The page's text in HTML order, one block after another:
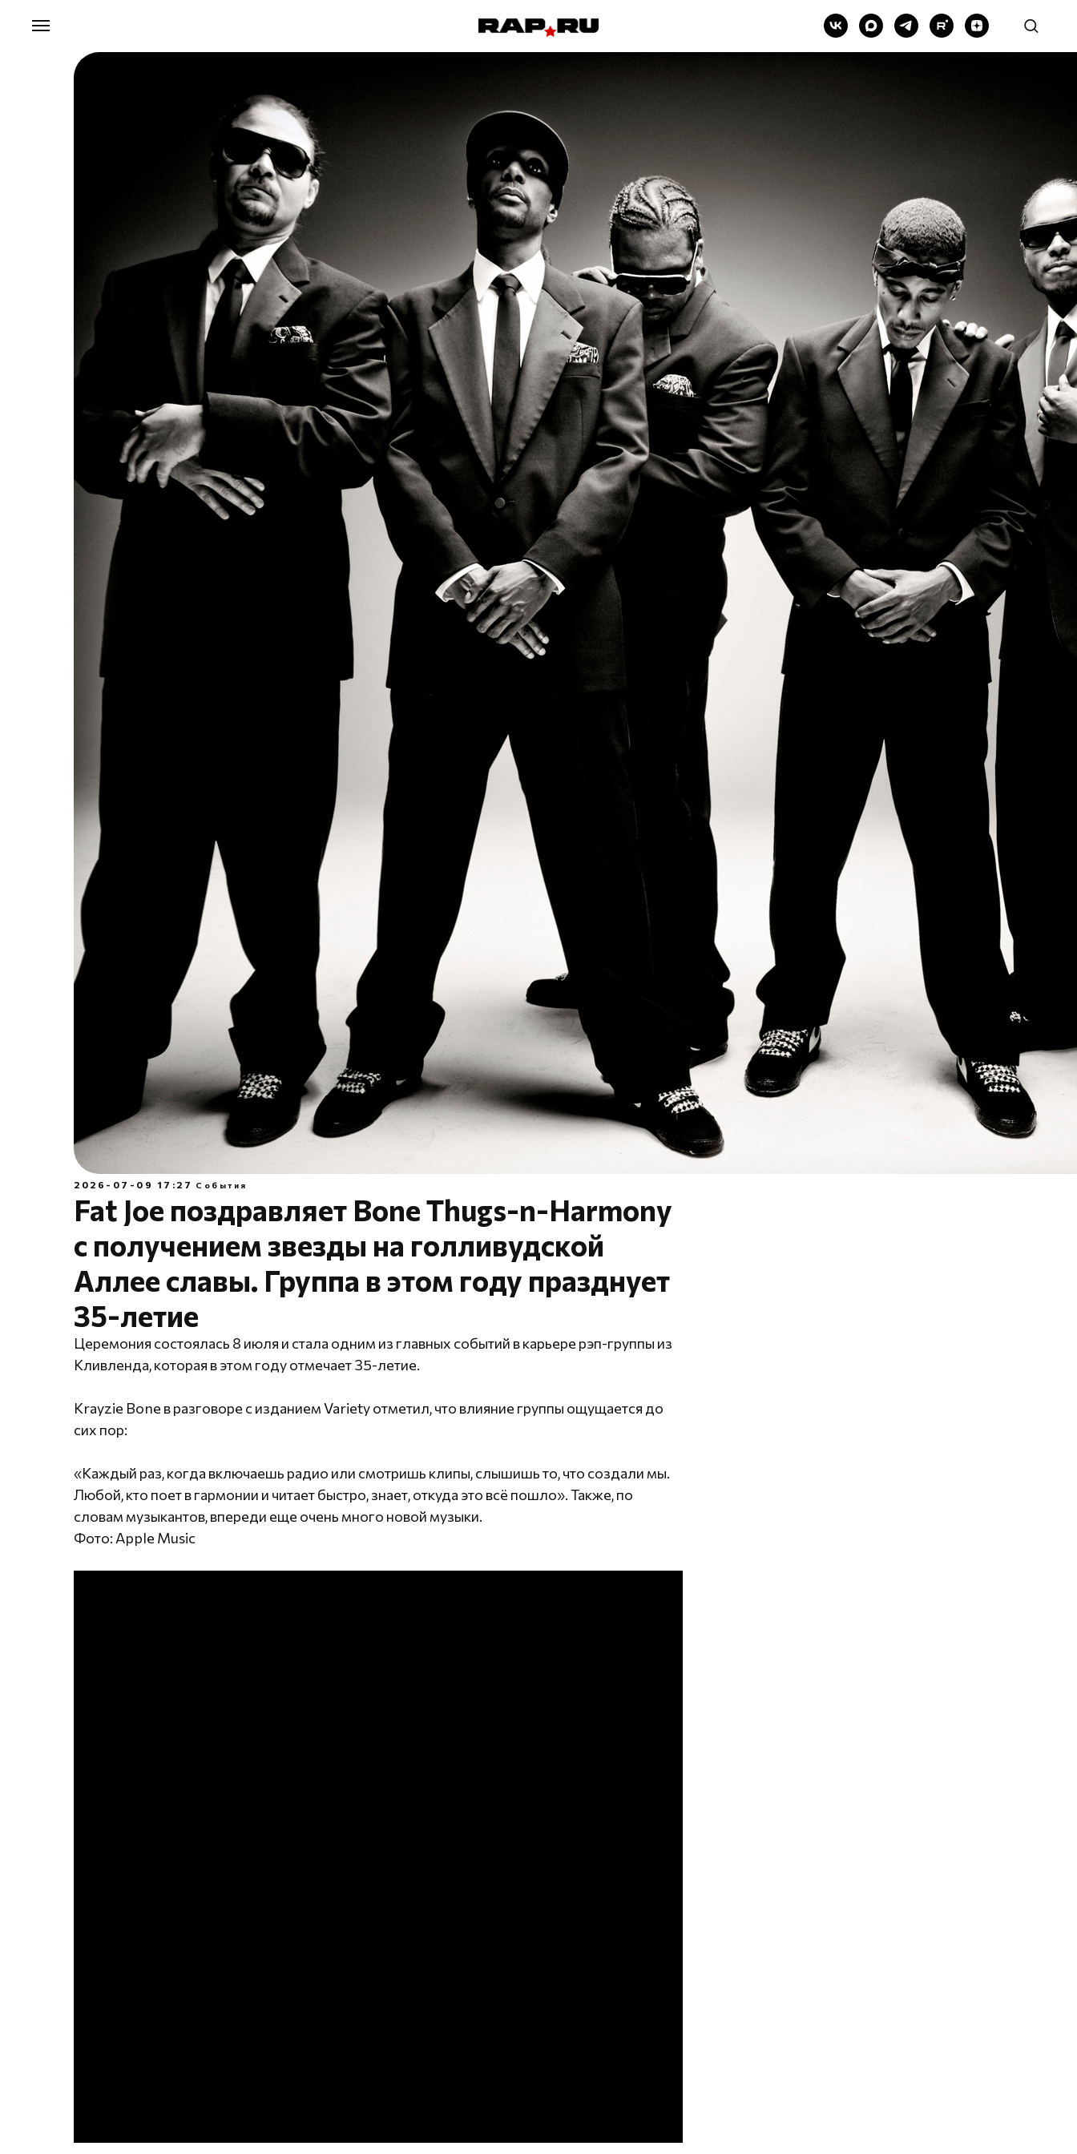
2026-07-09 17:27 События
Fat Joe поздравляет Bone Thugs-n-Harmony
с получением звезды на голливудской
Аллее славы. Группа в этом году празднует
35-летие
Церемония состоялась 8 июля и стала одним из главных событий в карьере рэп-группы из
Кливленда, которая в этом году отмечает 35-летие.
Krayzie Bone в разговоре с изданием Variety отметил, что влияние группы ощущается до
сих пор:
«Каждый раз, когда включаешь радио или смотришь клипы, слышишь то, что создали мы.
Любой, кто поет в гармонии и читает быстро, знает, откуда это всё пошло». Также, по
словам музыкантов, впереди еще очень много новой музыки.
Фото: Apple Music